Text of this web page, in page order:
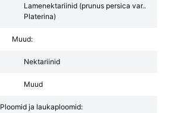
Lamenektariinid (prunus persica var..
Platerina)
Muud:
Nektariinid
Muud
Ploomid ja laukaploomid: